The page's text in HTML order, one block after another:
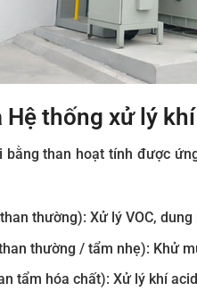
Hệ thống xử lý
bằng than hoạt tính được
thường): Xử lý VOC,
thường / tẩm nhẹ): Khử
tẩm hóa chất): Xử lý khí